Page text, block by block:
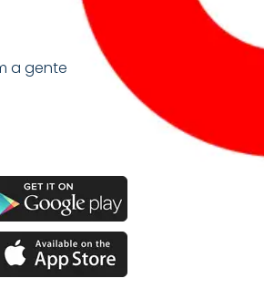
a gente